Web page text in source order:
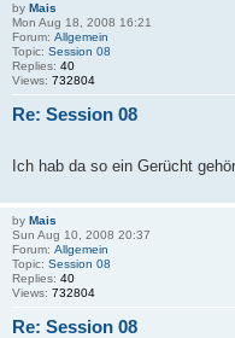
by Mais
Mon Aug 18, 2008 16:21
Forum: Allgemein
Topic: Session 08
Replies: 40
Views: 732804
Re: Session 08
Ich hab da so ein Gerücht
by Mais
Sun Aug 10, 2008 20:37
Forum: Allgemein
Topic: Session 08
Replies: 40
Views: 732804
Re: Session 08